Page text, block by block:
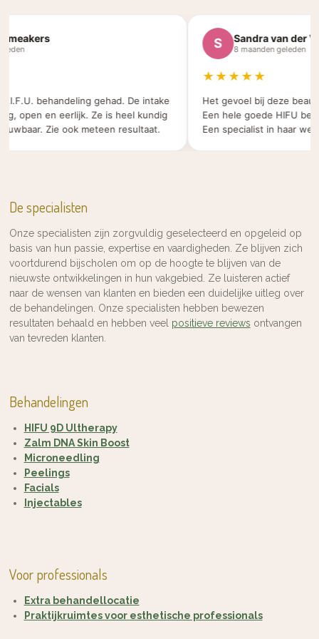
behandeling gehad. De intake
en eerlijk. Ze is heel kundig
Zie ook meteen resultaat.
Sandra van der Velden
8 maanden geleden
★★★★★
Het gevoel bij deze beauty
Een hele goede HIFU
Een specialist in haar werk.
De specialisten
Onze specialisten zijn zorgvuldig geselecteerd en opgeleid op
basis van hun passie, expertise en vaardigheden. Ze blijven zich
voortdurend bijscholen om op de hoogte te blijven van de
nieuwste ontwikkelingen in hun vakgebied. Ze luisteren actief
naar de wensen van klanten en bieden een duidelijke uitleg over
de behandelingen. Onze specialisten hebben bewezen
resultaten behaald en hebben veel positieve reviews ontvangen
van tevreden klanten.
Behandelingen
HIFU 9D Ultherapy
Zalm DNA Skin Boost
Microneedling
Peelings
Facials
Injectables
Voor professionals
Extra behandellocatie
Praktijkruimtes voor esthetische professionals